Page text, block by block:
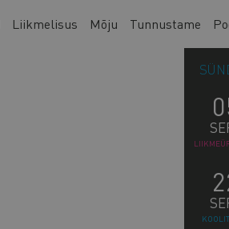
Liikmelisus Mõju Tunnustame